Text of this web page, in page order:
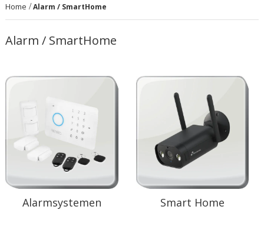
Home Alarm / SmartHome
Alarm / SmartHome
Alarmsystemen Smart Home